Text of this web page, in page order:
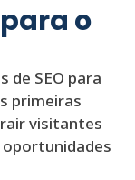
o
de SEO para
primeiras
visitantes